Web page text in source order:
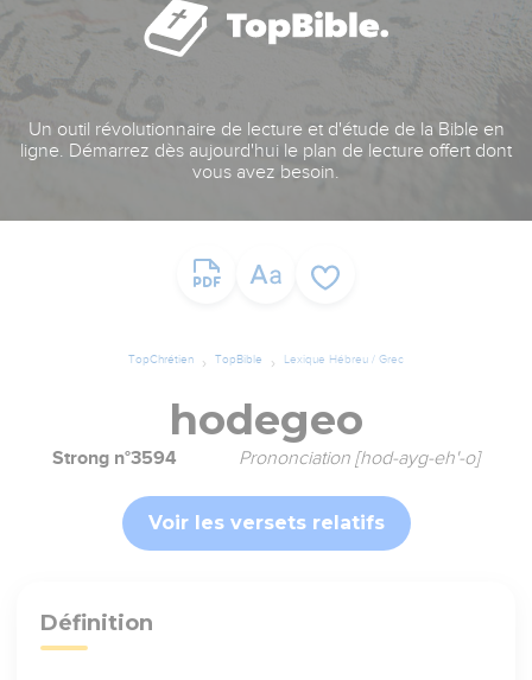
Un outil révolutionnaire de lecture et d'étude de la Bible en
ligne. Démarrez dès aujourd'hui le plan de lecture offert dont
vous avez besoin.
TopChrétien TopBible Lexique Hébreu / Grec
hodegeo
Strong n°3594 Prononciation [hod-ayg-eh'-o]
Voir les versets relatifs
Définition